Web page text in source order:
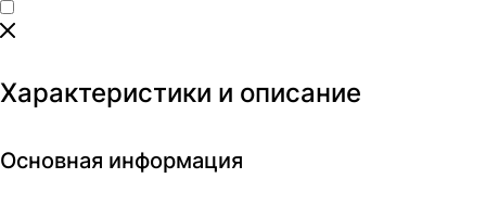
Характеристики и описание
Основная информация